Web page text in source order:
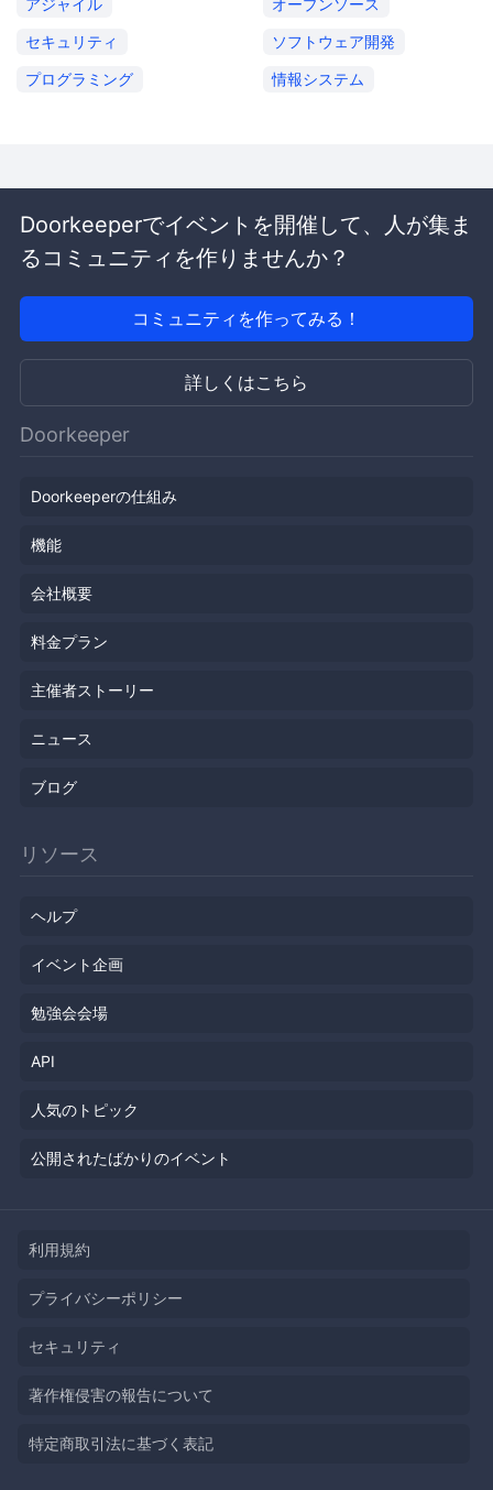
アジャイル
オープンソース
セキュリティ
ソフトウェア開発
プログラミング
情報システム
Doorkeeperでイベントを開催して、人が集ま
るコミュニティを作りませんか？
コミュニティを作ってみる！
詳しくはこちら
Doorkeeper
Doorkeeperの仕組み
機能
会社概要
料金プラン
主催者ストーリー
ニュース
ブログ
リソース
ヘルプ
イベント企画
勉強会会場
API
人気のトピック
公開されたばかりのイベント
利用規約
プライバシーポリシー
セキュリティ
著作権侵害の報告について
特定商取引法に基づく表記